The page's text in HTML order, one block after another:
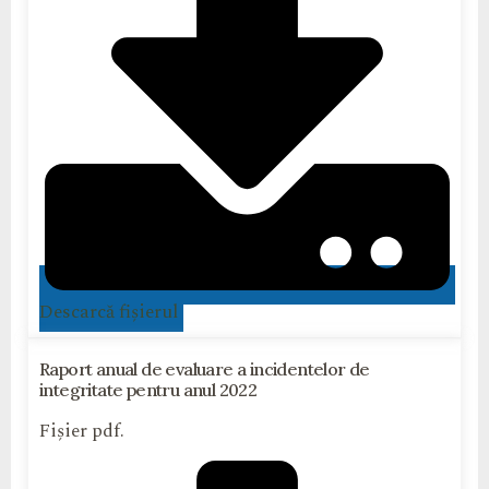
Descarcă fișierul
Raport anual de evaluare a incidentelor de
integritate pentru anul 2022
Fișier pdf.